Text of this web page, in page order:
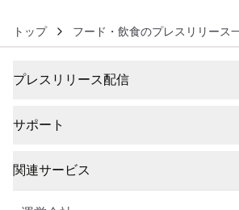
初開催！
トップ フード・飲食のプレスリリース
プレスリリース配信
サポート
関連サービス